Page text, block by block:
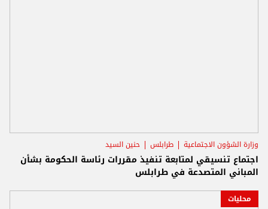
وزارة الشؤون الاجتماعية طرابلس حنين السيد
اجتماع تنسيقي لمتابعة تنفيذ مقررات رئاسة الحكومة بشأن
المباني المتصدعة في طرابلس
محليات